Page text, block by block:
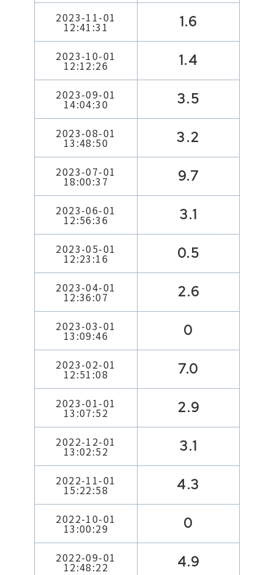
2023-11-01
12:41:31 1.6
2023-10-01
12:12:26 1.4
2023-09-01
14:04:30 3.5
2023-08-01
13:48:50 3.2
2023-07-01
18:00:37 9.7
2023-06-01
12:56:36 3.1
2023-05-01
12:23:16 0.5
2023-04-01
12:36:07 2.6
2023-03-01
13:09:46 0
2023-02-01
12:51:08 7.0
2023-01-01
13:07:52 2.9
2022-12-01
13:02:52 3.1
2022-11-01
15:22:58 4.3
2022-10-01
13:00:29 0
2022-09-01
12:48:22 4.9